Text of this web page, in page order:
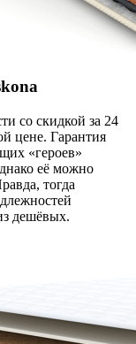
со скидкой за 24
цене. Гарантия
«героев»
её можно
тогда
дешёвых.